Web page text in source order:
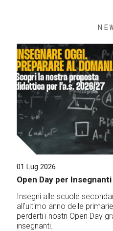
01 Lug 2026
Open Day per Insegnanti
Insegni alle scuole
all'ultimo anno delle
perderti i nostri Open Day
insegnanti.